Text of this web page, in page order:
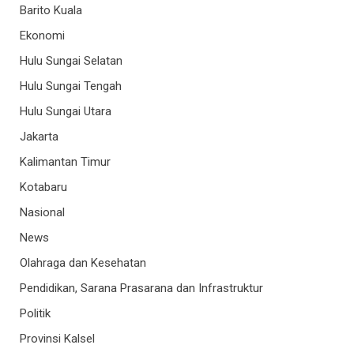
Barito Kuala
Ekonomi
Hulu Sungai Selatan
Hulu Sungai Tengah
Hulu Sungai Utara
Jakarta
Kalimantan Timur
Kotabaru
Nasional
News
Olahraga dan Kesehatan
Pendidikan, Sarana Prasarana dan Infrastruktur
Politik
Provinsi Kalsel